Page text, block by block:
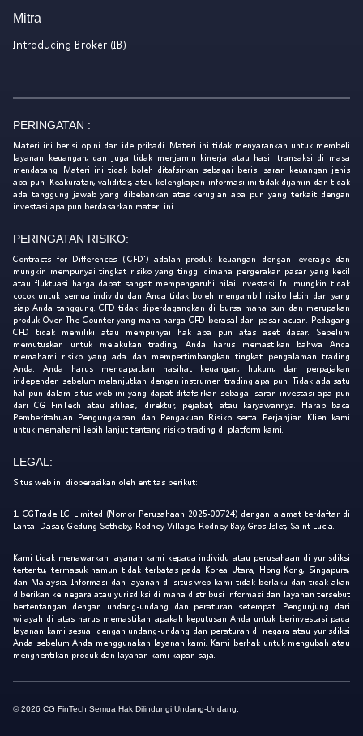
Mitra
Introducing Broker (IB)
PERINGATAN :
Materi ini berisi opini dan ide pribadi. Materi ini tidak menyarankan untuk membeli
layanan keuangan, dan juga tidak menjamin kinerja atau hasil transaksi di masa
mendatang. Materi ini tidak boleh ditafsirkan sebagai berisi saran keuangan jenis
apa pun. Keakuratan, validitas, atau kelengkapan informasi ini tidak dijamin dan tidak
ada tanggung jawab yang dibebankan atas kerugian apa pun yang terkait dengan
investasi apa pun berdasarkan materi ini.
PERINGATAN RISIKO:
Contracts for Differences ('CFD') adalah produk keuangan dengan leverage dan
mungkin mempunyai tingkat risiko yang tinggi dimana pergerakan pasar yang kecil
atau fluktuasi harga dapat sangat mempengaruhi nilai investasi. Ini mungkin tidak
cocok untuk semua individu dan Anda tidak boleh mengambil risiko lebih dari yang
siap Anda tanggung. CFD tidak diperdagangkan di bursa mana pun dan merupakan
produk Over-The-Counter yang mana harga CFD berasal dari pasar acuan. Pedagang
CFD tidak memiliki atau mempunyai hak apa pun atas aset dasar. Sebelum
memutuskan untuk melakukan trading, Anda harus memastikan bahwa Anda
memahami risiko yang ada dan mempertimbangkan tingkat pengalaman trading
Anda. Anda harus mendapatkan nasihat keuangan, hukum, dan perpajakan
independen sebelum melanjutkan dengan instrumen trading apa pun. Tidak ada satu
hal pun dalam situs web ini yang dapat ditafsirkan sebagai saran investasi apa pun
dari CG FinTech atau afiliasi, direktur, pejabat, atau karyawannya. Harap baca
Pemberitahuan Pengungkapan dan Pengakuan Risiko serta Perjanjian Klien kami
untuk memahami lebih lanjut tentang risiko trading di platform kami.
LEGAL:
Situs web ini dioperasikan oleh entitas berikut:
1. CGTrade LC Limited (Nomor Perusahaan 2025-00724) dengan alamat terdaftar di
Lantai Dasar, Gedung Sotheby, Rodney Village, Rodney Bay, Gros-Islet, Saint Lucia.
Kami tidak menawarkan layanan kami kepada individu atau perusahaan di yurisdiksi
tertentu, termasuk namun tidak terbatas pada Korea Utara, Hong Kong, Singapura,
dan Malaysia. Informasi dan layanan di situs web kami tidak berlaku dan tidak akan
diberikan ke negara atau yurisdiksi di mana distribusi informasi dan layanan tersebut
bertentangan dengan undang-undang dan peraturan setempat. Pengunjung dari
wilayah di atas harus memastikan apakah keputusan Anda untuk berinvestasi pada
layanan kami sesuai dengan undang-undang dan peraturan di negara atau yurisdiksi
Anda sebelum Anda menggunakan layanan kami. Kami berhak untuk mengubah atau
menghentikan produk dan layanan kami kapan saja.
© 2026 CG FinTech Semua Hak Dilindungi Undang-Undang.